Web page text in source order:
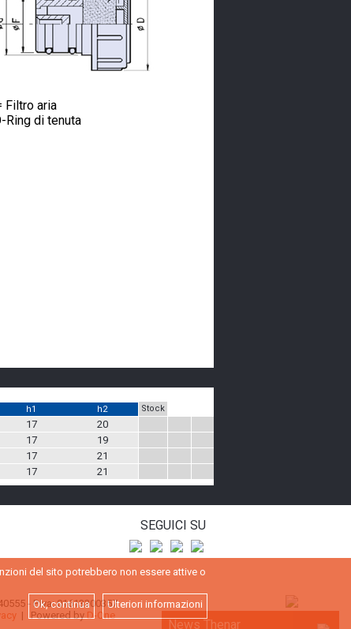
del sito potrebbero non essere attive o
Ulteriori informazioni
Ok, continua
Filtro aria
Ring di tenuta
h1 h2 Stock
17
20
17
19
17
21
17 21
SEGUICI SU
- P.Iva: 01613300357
| Powered byD-One
News Thenar